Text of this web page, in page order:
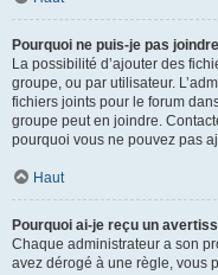
Pourquoi ne puis-je pas
La possibilité d’ajouter des
groupe, ou par utilisateur.
fichiers joints pour le forum
groupe peut en joindre.
pourquoi vous ne pouvez pas
Haut
Pourquoi ai-je reçu un
Chaque administrateur a son
avez dérogé à une règle, vous